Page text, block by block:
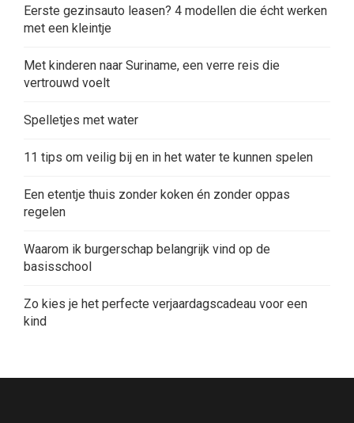
Eerste gezinsauto leasen? 4 modellen die écht werken
met een kleintje
Met kinderen naar Suriname, een verre reis die
vertrouwd voelt
Spelletjes met water
11 tips om veilig bij en in het water te kunnen spelen
Een etentje thuis zonder koken én zonder oppas
regelen
Waarom ik burgerschap belangrijk vind op de
basisschool
Zo kies je het perfecte verjaardagscadeau voor een
kind